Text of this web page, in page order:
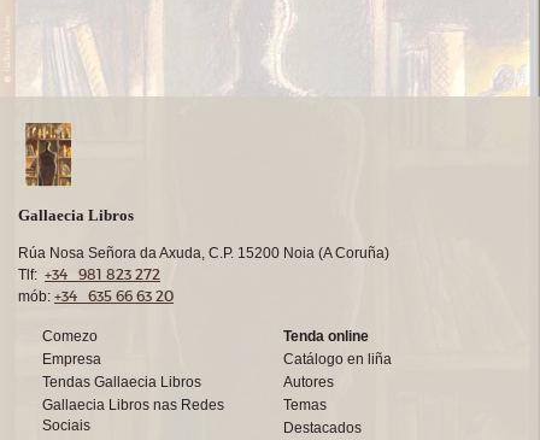
Gallaecia Libros
Rúa Nosa Señora da Axuda, C.P. 15200 Noia (A Coruña)
Tlf: +34 981 823 272
mób: +34 635 66 63 20
Comezo
Empresa
Tendas Gallaecia Libros
Gallaecia Libros nas Redes
Sociais
Tenda online
Catálogo en liña
Autores
Temas
Destacados